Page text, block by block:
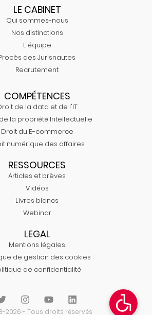
LE CABINET
Qui sommes-nous
Nos distinctions
L'équipe
des Jurisnautes
Recrutement
COMPÉTENCES
de la data et de l'IT
la propriété Intellectuelle
Droit du E-commerce
numérique des affaires
RESSOURCES
Articles et brèves
Vidéos
Livres blancs
Webinar
LEGAL
Mentions légales
de gestion des cookies
de confidentialité
2026 - Tous droits réservés